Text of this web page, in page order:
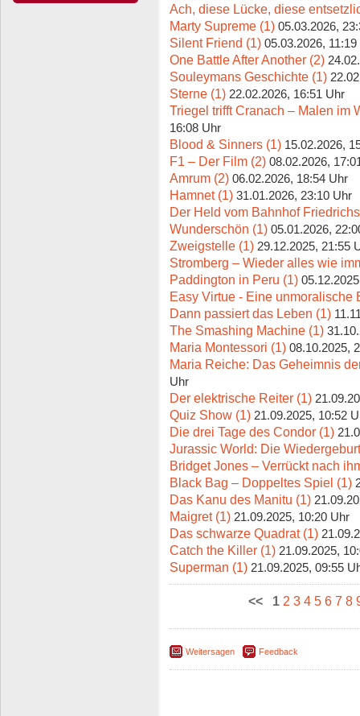
Ach, diese Lücke, diese
Marty Supreme (1) 05.03.2026,
Silent Friend (1) 05.03.2026, 11:19
One Battle After Another (2)
Souleymans Geschichte (1)
Sterne (1) 22.02.2026, 16:51 Uhr
Triegel trifft Cranach – Malen im
16:08 Uhr
Blood & Sinners (1) 15.02.2026,
F1 – Der Film (2) 08.02.2026,
Amrum (2) 06.02.2026, 18:54 Uhr
Hamnet (1) 31.01.2026, 23:10 Uhr
Der Held vom Bahnhof
Wunderschön (1) 05.01.2026,
Zweigstelle (1) 29.12.2025, 21:55
Stromberg – Wieder alles wie
Paddington in Peru (1)
Easy Virtue - Eine unmoralische
Dann passiert das Leben (1)
The Smashing Machine (1)
Maria Montessori (1) 08.10.2025,
Maria Reiche: Das Geheimnis
Uhr
Der elektrische Reiter (1)
Quiz Show (1) 21.09.2025, 10:52
Die drei Tage des Condor (1)
Jurassic World: Die
Bridget Jones – Verrückt nach
Black Bag – Doppeltes Spiel (1)
Das Kanu des Manitu (1)
Maigret (1) 21.09.2025, 10:20 Uhr
Das schwarze Quadrat (1)
Catch the Killer (1) 21.09.2025,
Superman (1) 21.09.2025, 09:55
<< 1 2 3 4 5 6 7 8
Weitersagen Feedback